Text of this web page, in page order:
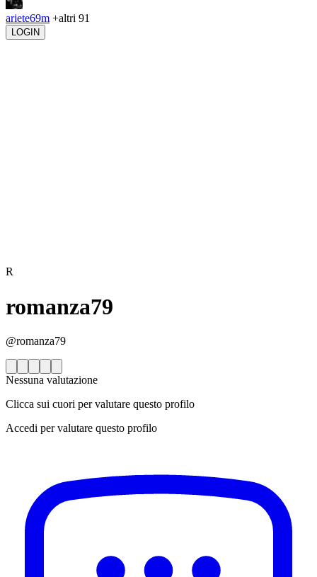
ariete69m +altri 91
LOGIN
R
romanza79
@romanza79
Nessuna valutazione
Clicca sui cuori per valutare questo profilo
Accedi per valutare questo profilo